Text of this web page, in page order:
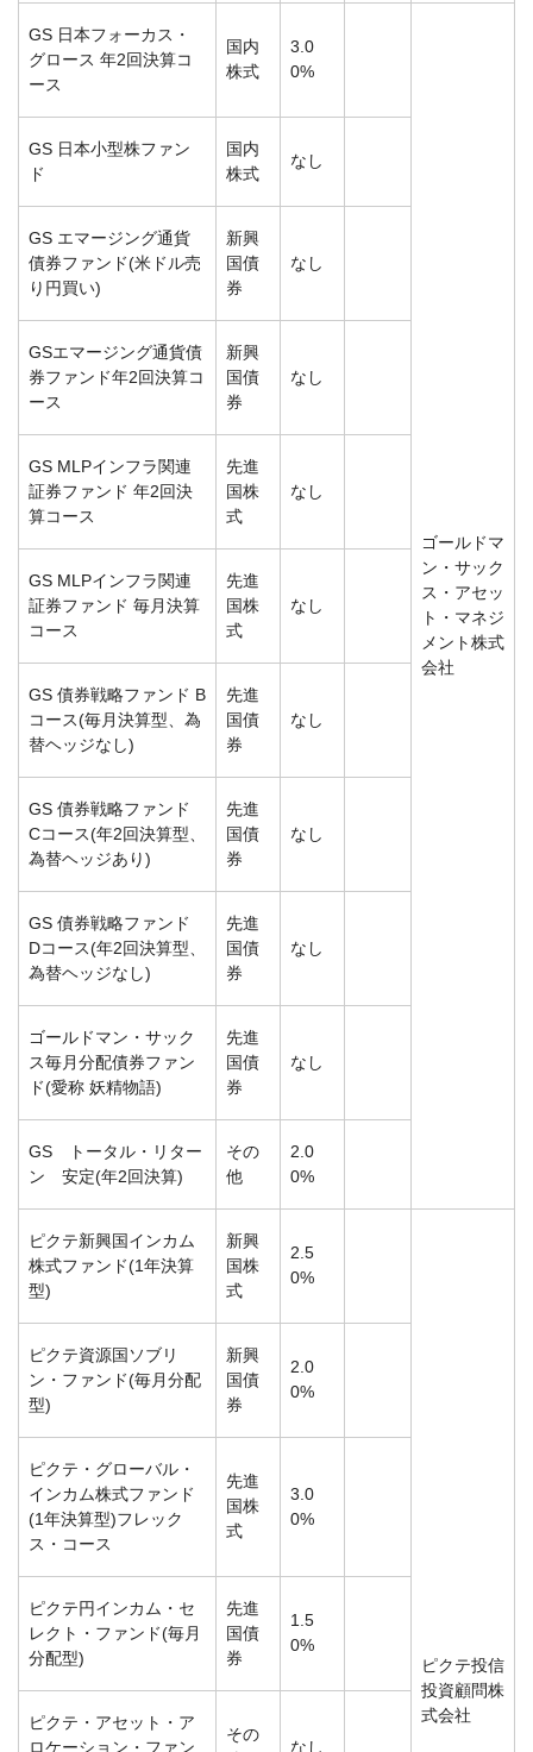
GS 日本フォーカス・
グロース 年2回決算コ
ース
国内
株式
3.0
0%
ゴールドマ
ン・サック
ス・アセッ
ト・マネジ
メント株式
会社
GS 日本小型株ファン
ド
国内
株式
なし
GS エマージング通貨
債券ファンド(米ドル売
り円買い)
新興
国債
券
なし
GSエマージング通貨債
券ファンド年2回決算コ
ース
新興
国債
券
なし
GS MLPインフラ関連
証券ファンド 年2回決
算コース
先進
国株
式
なし
GS MLPインフラ関連
証券ファンド 毎月決算
コース
先進
国株
式
なし
GS 債券戦略ファンド B
コース(毎月決算型、為
替ヘッジなし)
先進
国債
券
なし
GS 債券戦略ファンド
Cコース(年2回決算型、
為替ヘッジあり)
先進
国債
券
なし
GS 債券戦略ファンド
Dコース(年2回決算型、
為替ヘッジなし)
先進
国債
券
なし
ゴールドマン・サック
ス毎月分配債券ファン
ド(愛称 妖精物語)
先進
国債
券
なし
GS トータル・リター
ン 安定(年2回決算)
その
他
2.0
0%
ピクテ新興国インカム
株式ファンド(1年決算
型)
新興
国株
式
2.5
0%
ピクテ投信
投資顧問株
式会社
ピクテ資源国ソブリ
ン・ファンド(毎月分配
型)
新興
国債
券
2.0
0%
ピクテ・グローバル・
インカム株式ファンド
(1年決算型)フレック
ス・コース
先進
国株
式
3.0
0%
ピクテ円インカム・セ
レクト・ファンド(毎月
分配型)
先進
国債
券
1.5
0%
ピクテ・アセット・ア
ロケーション・ファン
その
なし